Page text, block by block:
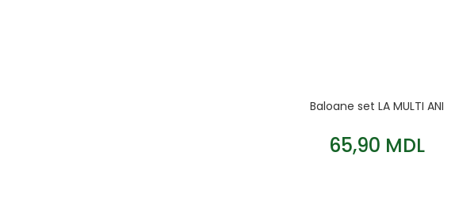
Baloane set LA MULTI ANI
65,90 MDL